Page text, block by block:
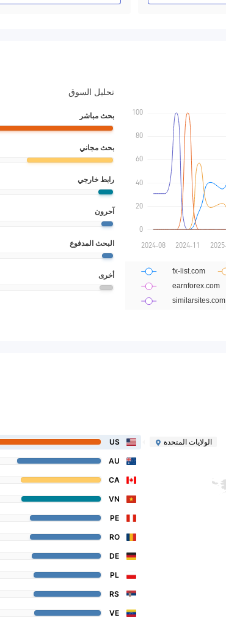
تحليل السوق
بحث مباشر
بحث مجاني
رابط خارجي
آحرون
البحث المدفوع
أخرى
الولايات المتحدة US
AU
CA
VN
PE
RO
DE
PL
RS
VE